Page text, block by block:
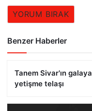
YORUM BIRAK
Benzer Haberler
Tanem Sivar'ın galaya
yetişme telaşı